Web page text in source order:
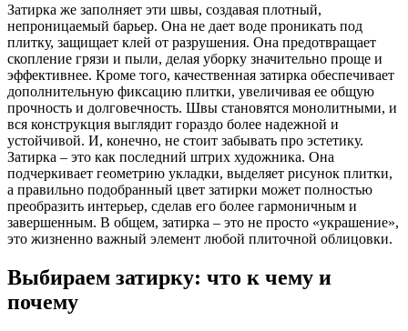
Затирка же заполняет эти швы, создавая плотный,
непроницаемый барьер. Она не дает воде проникать под
плитку, защищает клей от разрушения. Она предотвращает
скопление грязи и пыли, делая уборку значительно проще и
эффективнее. Кроме того, качественная затирка обеспечивает
дополнительную фиксацию плитки, увеличивая ее общую
прочность и долговечность. Швы становятся монолитными, и
вся конструкция выглядит гораздо более надежной и
устойчивой. И, конечно, не стоит забывать про эстетику.
Затирка – это как последний штрих художника. Она
подчеркивает геометрию укладки, выделяет рисунок плитки,
а правильно подобранный цвет затирки может полностью
преобразить интерьер, сделав его более гармоничным и
завершенным. В общем, затирка – это не просто «украшение»,
это жизненно важный элемент любой плиточной облицовки.
Выбираем затирку: что к чему и
почему